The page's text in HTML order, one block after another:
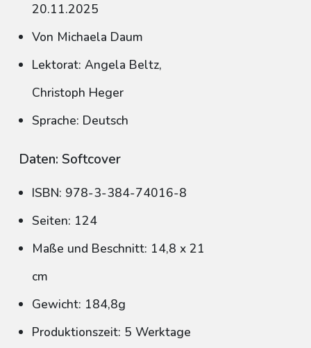
20.11.2025
Von Michaela Daum
Lektorat: Angela Beltz,
Christoph Heger
Sprache: Deutsch
Daten: Softcover
ISBN: 978-3-384-74016-8
Seiten: 124
Maße und Beschnitt: 14,8 x 21
cm
Gewicht: 184,8g
Produktionszeit: 5 Werktage